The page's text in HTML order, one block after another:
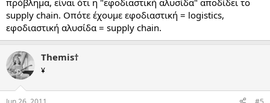
πρόβλημα, είναι ότι η "εφοδιαστική αλυσίδα" αποδίδει το
supply chain. Οπότε έχουμε εφοδιαστική = logistics,
εφοδιαστική αλυσίδα = supply chain.
Themis†
¥